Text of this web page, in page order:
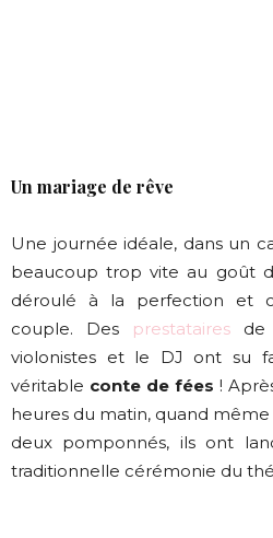
Un mariage de rêve
Une journée idéale, dans un
beaucoup trop vite au goût
déroulé à la perfection et
couple. Des
prestatairesde
violonistes et le DJ ont su
véritable conte de fées !
heures du matin, quand même
deux pomponnés, ils ont
traditionnelle cérémonie du